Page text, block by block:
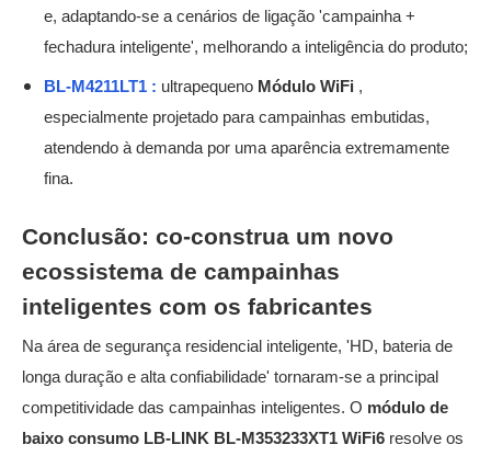
e, adaptando-se a cenários de ligação 'campainha +
fechadura inteligente', melhorando a inteligência do produto;
BL-M4211LT1 : ultrapequeno Módulo WiFi ,
especialmente projetado para campainhas embutidas,
atendendo à demanda por uma aparência extremamente
fina.
Conclusão: co-construa um novo
ecossistema de campainhas
inteligentes com os fabricantes
Na área de segurança residencial inteligente, 'HD, bateria de
longa duração e alta confiabilidade' tornaram-se a principal
competitividade das campainhas inteligentes. O módulo de
baixo consumo LB-LINK BL-M353233XT1 WiFi6 resolve os